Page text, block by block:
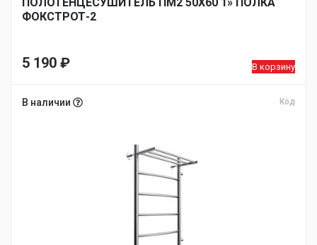
ФОКСТРОТ-2
5 190 ₽ В корзину
В наличии Код